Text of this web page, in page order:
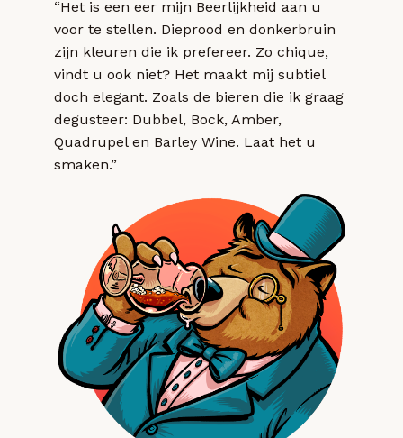
“Het is een eer mijn Beerlijkheid aan u
voor te stellen. Dieprood en donkerbruin
zijn kleuren die ik prefereer. Zo chique,
vindt u ook niet? Het maakt mij subtiel
doch elegant. Zoals de bieren die ik graag
degusteer: Dubbel, Bock, Amber,
Quadrupel en Barley Wine. Laat het u
smaken.”